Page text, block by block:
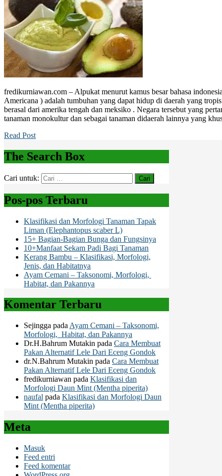
fredikurniawan.com – Alpukat menurut kamus besar bahasa
Americana ) adalah tumbuhan yang dapat hidup di daerah yang
berasal dari amerika tengah dan meksiko . Negara tersebut yang
tanaman monokultur dan sebagai tanaman didaerah lainnya yang
Read Post
The Search Box
Cari untuk:
Pos-pos Terbaru
Klasifikasi dan Morfologi Tanaman Tapak
Liman (Elephantopus scaber L)
15+ Bagian-Bagian Bunga dan Fungsinya
10+Manfaat Sekam Padi Bagi Tanaman
Kerang Bambu – Klasifikasi, Morfologi,
Jenis, dan Habitatnya
Ayam Cemani – Taksonomi, Morfologi,
Habitat, dan Pakannya
Komentar Terbaru
Sejingga pada Ayam Cemani – Taksonomi,
Morfologi, Habitat, dan Pakannya
Dr.H.Bahrum Mutakin pada Cara Membuat
Pakan Alternatif Lele Dari Eceng Gondok
dr.N.Bahrum Mutakin pada Cara Membuat
Pakan Alternatif Lele Dari Eceng Gondok
fredikurniawan pada Klasifikasi dan
Morfologi Daun Mint (Mentha piperita)
naufal pada Klasifikasi dan Morfologi Daun
Mint (Mentha piperita)
Meta
Masuk
Feed entri
Feed komentar